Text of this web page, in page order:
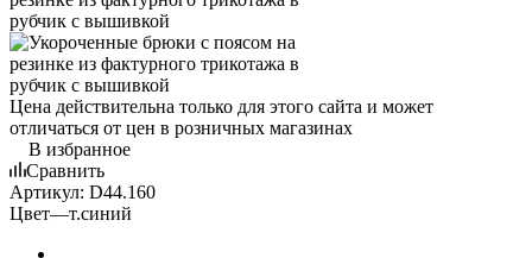
Цена действительна только для этого сайта и может
отличаться от цен в розничных магазинах
В избранное
Сравнить
Артикул: D44.160
Цвет—т.синий